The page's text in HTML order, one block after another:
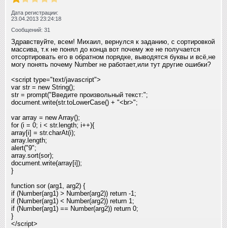
Дата регистрации:
23.04.2013 23:24:18
Сообщений: 31
Здравствуйте, всем! Михаил, вернулся к заданию, с сортировкой
массива, т.к не понял до конца вот почему же не получается
отсортировать его в обратном порядке, выводятся буквы и всё,не
могу понять почему Number не работает,или тут другие ошибки?
<script type="text/javascript">
var str = new String();
str = prompt("Введите произвольный текст:";
document.write(str.toLowerCase() + "<br>";
var array = new Array();
for (i = 0; i < str.length; i++){
array[i] = str.charAt(i);
array.length;
alert("9";
array.sort(sor);
document.write(array[i]);
}
function sor (arg1, arg2) {
if (Number(arg1) > Number(arg2)) return -1;
if (Number(arg1) < Number(arg2)) return 1;
if (Number(arg1) == Number(arg2)) return 0;
}
</script>